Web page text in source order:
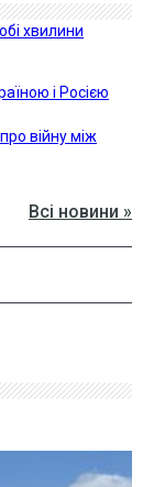
хвилини
і Росією
війну між
Всі новини »